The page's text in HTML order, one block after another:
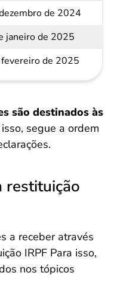
de 2024
janeiro de 2025
de 2025
são destinados às
segue a ordem
restituição
a receber através
IRPF Para isso,
nos tópicos